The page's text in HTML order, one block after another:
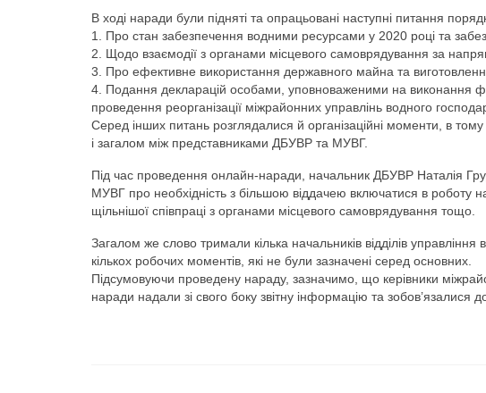
В ході наради були підняті та опрацьовані наступні питання
1. Про стан забезпечення водними ресурсами у 2020 році та
2. Щодо взаємодії з органами місцевого самоврядування за
3. Про ефективне використання державного майна та
4. Подання декларацій особами, уповноваженими на виконання
проведення реорганізації міжрайонних управлінь водного
Серед інших питань розглядалися й організаційні моменти, в
і загалом між представниками ДБУВР та МУВГ.
Під час проведення онлайн-наради, начальник ДБУВР Наталія
МУВГ про необхідність з більшою віддачею включатися в роботу
щільнішої співпраці з органами місцевого самоврядування тощо.
Загалом же слово тримали кілька начальників відділів
кількох робочих моментів, які не були зазначені серед основних.
Підсумовуючи проведену нараду, зазначимо, що керівники
наради надали зі свого боку звітну інформацію та зобов’язалися